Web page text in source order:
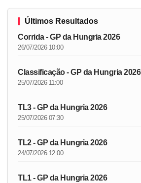
Últimos Resultados
Corrida - GP da Hungria 2026
26/07/2026 10:00
Classificação - GP da Hungria 2026
25/07/2026 11:00
TL3 - GP da Hungria 2026
25/07/2026 07:30
TL2 - GP da Hungria 2026
24/07/2026 12:00
TL1 - GP da Hungria 2026